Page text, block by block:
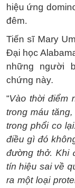
hiệu ứng
đêm.
Tiến sĩ Mary
Đại học
những người
chứng này.
“Vào thời điểm
trong máu
trong phổi co lại.
điều gì đó
đường thở. Khi
tín hiệu sai về
ra một loại